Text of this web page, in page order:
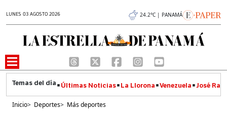
LUNES 03 AGOSTO 2026 24.2°C | PANAMÁ
Últimas Noticias La Llorona Venezuela José
Inicio> Deportes> Más deportes